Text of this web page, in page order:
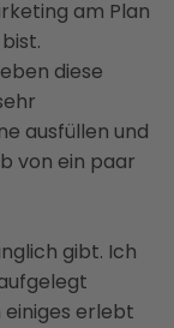
am Plan
diese
ausfüllen und
von ein paar
gibt. Ich
erlebt